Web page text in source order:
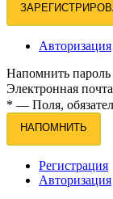
Авторизация
Напомнить пароль
Электронная
* — Поля,
НАПОМНИТЬ
Регистрация
Авторизация